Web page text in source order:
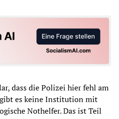
dass die Polizei hier fehl am
es keine Institution mit
Nothelfer. Das ist Teil